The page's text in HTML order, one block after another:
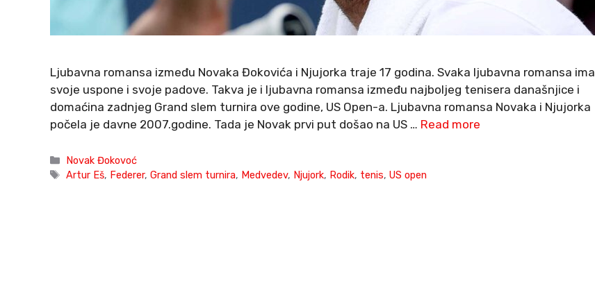
Ljubavna romansa između Novaka Đokovića i Njujorka traje 17 godina. Svaka ljubavna romansa ima
svoje uspone i svoje padove. Takva je i ljubavna romansa između najboljeg tenisera današnjice i
domaćina zadnjeg Grand slem turnira ove godine, US Open-a. Ljubavna romansa Novaka i Njujorka
počela je davne 2007.godine. Tada je Novak prvi put došao na US … Read more
Categories
Novak Đokovoć
Tags
Artur Eš, Federer,Grand slem turnira, Medvedev, Njujork, Rodik, tenis,US open